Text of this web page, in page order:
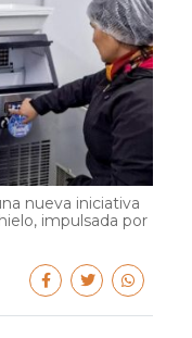
nueva iniciativa
impulsada por